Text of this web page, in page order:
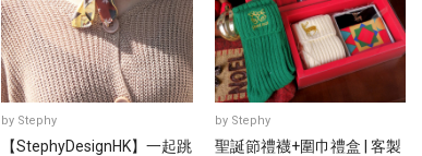
by Stephy
【StephyDesignHK】一起跳
by Stephy
聖誕節禮襪+圍巾禮盒 | 客製